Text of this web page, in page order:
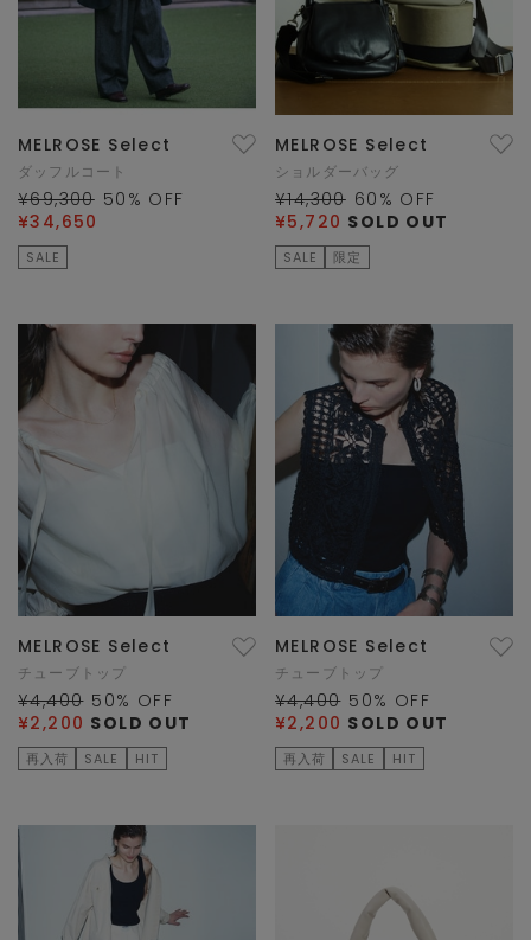
MELROSE Select
ダッフルコート
¥69,300 50 % OFF
¥34,650
SALE
MELROSE Select
ショルダーバッグ
¥14,300 60 % OFF
¥5,720 SOLD OUT
SALE 限定
MELROSE Select
チューブトップ
¥4,400 50% OFF
¥2,200 SOLD OUT
再入荷 SALE HIT
MELROSE Select
チューブトップ
¥4,400 50% OFF
¥2,200 SOLD OUT
再入荷 SALE HIT